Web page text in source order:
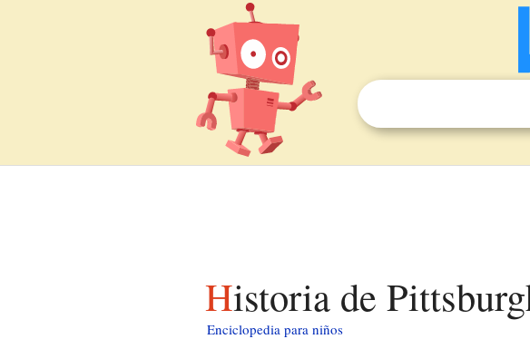
Historia de
Enciclopedia para niños